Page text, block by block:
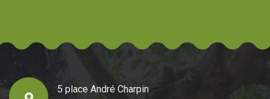
5 place André Charpin